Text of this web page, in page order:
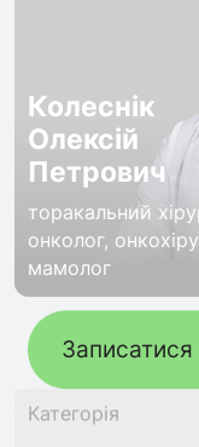
Колеснік
Олексій
Петрович
торакальний
онколог,
мамолог
Записатися
Категорія